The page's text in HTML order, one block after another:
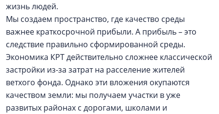
жизнь людей.
Мы создаем пространство, где качество среды
важнее краткосрочной прибыли. А прибыль – это
следствие правильно сформированной среды.
Экономика КРТ действительно сложнее классической
застройки из-за затрат на расселение жителей
ветхого фонда. Однако эти вложения окупаются
качеством земли: мы получаем участки в уже
развитых районах с дорогами, школами и